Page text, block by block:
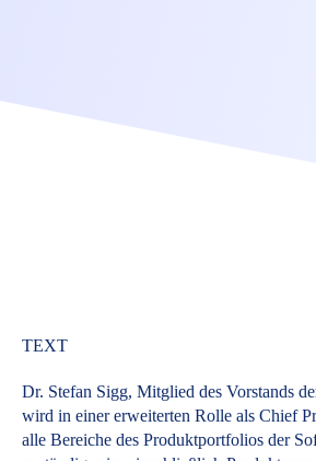
TEXT
Dr. Stefan Sigg, Mitglied des Vorstands
wird in einer erweiterten Rolle als Chief
alle Bereiche des Produktportfolios der